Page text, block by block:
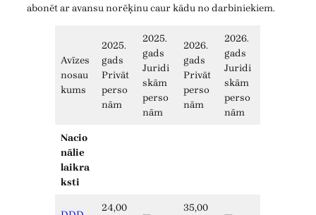
abonēt ar avansu norēķinu caur kādu no darbiniekiem.
Avīzes
nosau
kums
2025.
gads
Privāt
perso
nām
2025.
gads
Juridi
skām
perso
nām
2026.
gads
Privāt
perso
nām
2026.
gads
Juridi
skām
perso
nām
Nacio
nālie
laikra
ksti
24,00
35,00